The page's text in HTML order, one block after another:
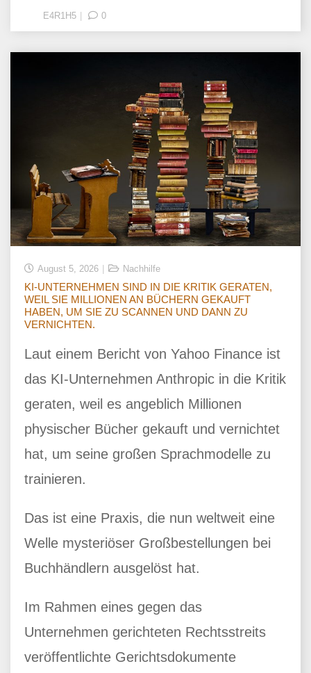
E4R1H5 0
August 5, 2026 Nachhilfe
KI-UNTERNEHMEN SIND IN DIE KRITIK GERATEN,
WEIL SIE MILLIONEN AN BÜCHERN GEKAUFT
HABEN, UM SIE ZU SCANNEN UND DANN ZU
VERNICHTEN.
Laut einem Bericht von Yahoo Finance ist
das KI-Unternehmen Anthropic in die Kritik
geraten, weil es angeblich Millionen
physischer Bücher gekauft und vernichtet
hat, um seine großen Sprachmodelle zu
trainieren.
Das ist eine Praxis, die nun weltweit eine
Welle mysteriöser Großbestellungen bei
Buchhändlern ausgelöst hat.
Im Rahmen eines gegen das
Unternehmen gerichteten Rechtsstreits
veröffentlichte Gerichtsdokumente